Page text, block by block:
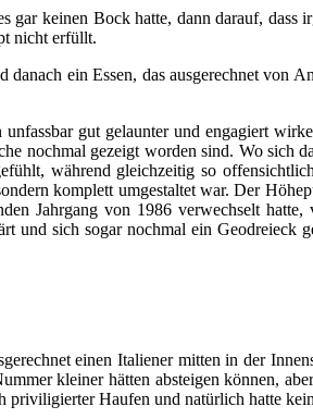
keinen Bock hatte, dann darauf,
nicht erfüllt.
ein Essen, das ausgerechnet von
gut gelaunter und engagiert
nochmal gezeigt worden sind. Wo sich
während gleichzeitig so
komplett umgestaltet war. Der
Jahrgang von 1986 verwechselt
und sich sogar nochmal ein
einen Italiener mitten in der
kleiner hätten absteigen können,
priviligierter Haufen und natürlich hatte